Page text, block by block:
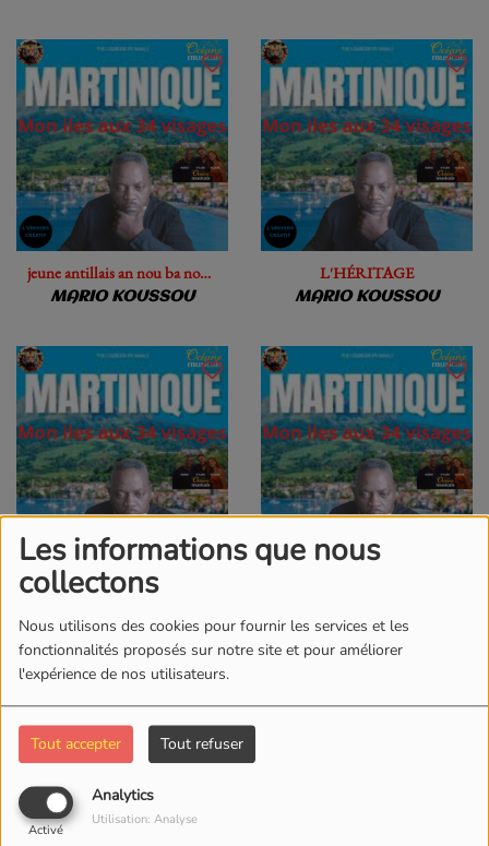
Les informations que nous
collectons
Nous utilisons des cookies pour fournir les services et les
fonctionnalités proposés sur notre site et pour améliorer
l'expérience de nos utilisateurs.
Tout accepter Tout refuser
Analytics
Activé
Utilisation: Analyse
jeune antillais an nou ba nou lanmain
MARIO KOUSSOU
L'HÉRITAGE
MARIO KOUSSOU
Le Pearl